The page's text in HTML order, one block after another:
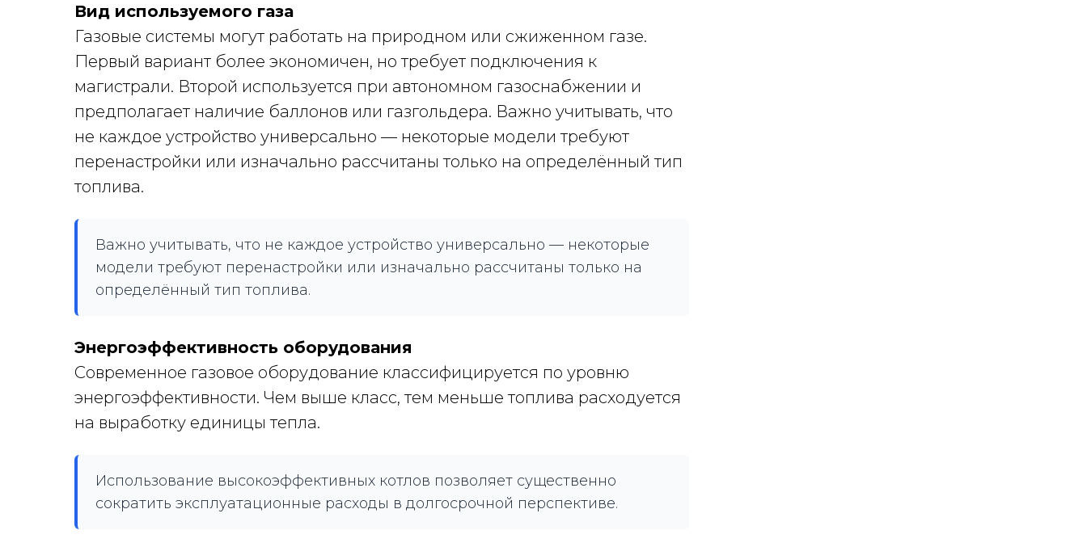
Вид используемого газа
Газовые системы могут работать на природном или сжиженном газе.
Первый вариант более экономичен, но требует подключения к
магистрали. Второй используется при автономном газоснабжении и
предполагает наличие баллонов или газгольдера. Важно учитывать, что
не каждое устройство универсально — некоторые модели требуют
перенастройки или изначально рассчитаны только на определённый тип
топлива.
Важно учитывать, что не каждое устройство универсально — некоторые
модели требуют перенастройки или изначально рассчитаны только на
определённый тип топлива.
Энергоэффективность оборудования
Современное газовое оборудование классифицируется по уровню
энергоэффективности. Чем выше класс, тем меньше топлива расходуется
на выработку единицы тепла.
Использование высокоэффективных котлов позволяет существенно
сократить эксплуатационные расходы в долгосрочной перспективе.